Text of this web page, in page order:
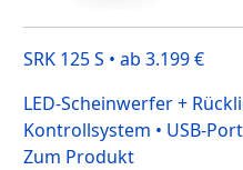
SRK 125 S • ab 3.199 €
LED-Scheinwerfer +
Kontrollsystem • USB-Port
Zum Produkt